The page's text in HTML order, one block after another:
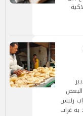
البعض
رئيس
به غراب